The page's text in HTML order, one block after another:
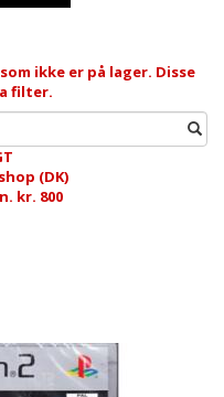
ikke er på lager. Disse
filter.
(DK)
kr. 800